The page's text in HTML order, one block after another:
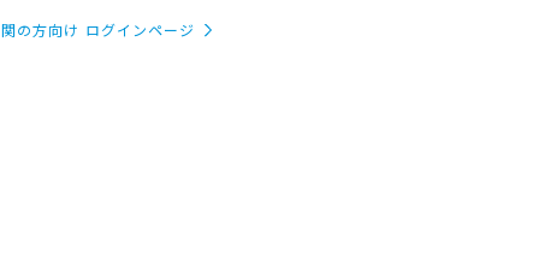
の方向け ログインページ